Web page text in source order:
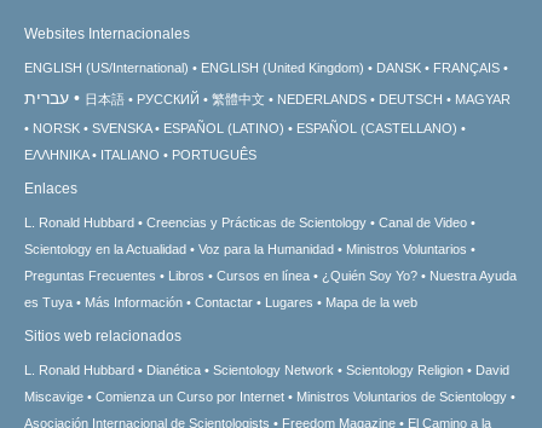
Websites Internacionales
ENGLISH (US/International) ENGLISH (United Kingdom) DANSK FRANÇAIS
עברית 日本語 РУССКИЙ 繁體中文 NEDERLANDS DEUTSCH
MAGYAR
NORSK
SVENSKA ESPAÑOL (LATINO)
ESPAÑOL (CASTELLANO)
ΕΛΛΗΝΙΚA
ITALIANO PORTUGUÊS
Enlaces
L. Ronald Hubbard Creencias y Prácticas de Scientology
Canal de Video
Scientology en la Actualidad
Voz para la Humanidad
Ministros Voluntarios
Preguntas Frecuentes
Libros Cursos en línea ¿Quién Soy Yo?
Nuestra Ayuda
es Tuya
Más Información Contactar Lugares Mapa de la web
Sitios web relacionados
L. Ronald Hubbard Dianética Scientology Network Scientology Religion
David
Miscavige
Comienza un Curso por Internet
Ministros Voluntarios de Scientology
Asociación Internacional de Scientologists
Freedom Magazine El Camino a la